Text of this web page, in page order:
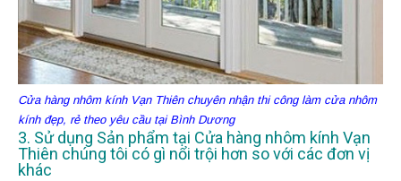
Cửa hàng nhôm kính Vạn Thiên chuyên nhận thi công làm cửa nhôm
kính đẹp, rẻ theo yêu cầu tại Bình Dương
3. Sử dụng Sản phẩm tại Cửa hàng nhôm kính Vạn
Thiên chúng tôi có gì nổi trội hơn so với các đơn vị
khác